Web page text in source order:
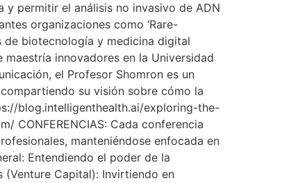
permitir el análisis no invasivo de ADN
organizaciones como ‘Rare-
de biotecnología y medicina digital
innovadores en la Universidad
el Profesor Shomron es un
su visión sobre cómo la
blog.intelligenthealth.ai/exploring-the-
Cada conferencia
manteniéndose enfocada en
Entendiendo el poder de la
Capital): Invirtiendo en